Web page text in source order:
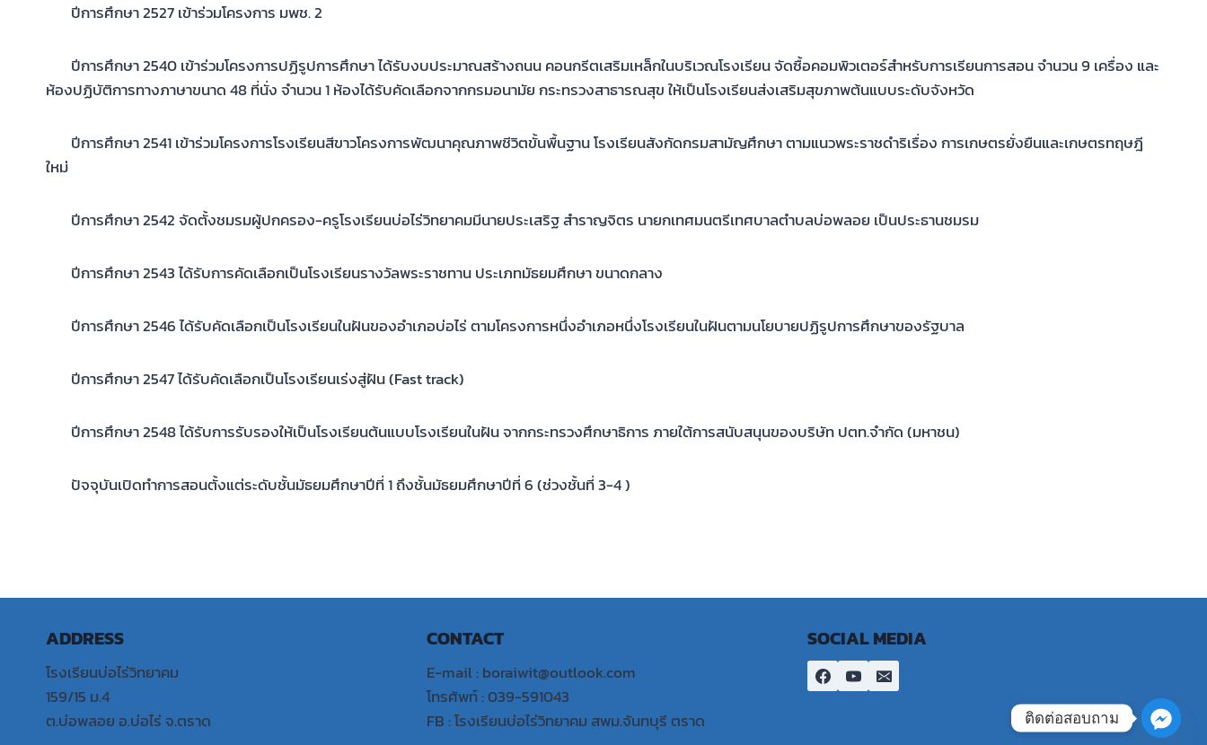
ปีการศึกษา 2527 เข้าร่วมโครงการ มพช. 2
ปีการศึกษา 2540 เข้าร่วมโครงการปฏิรูปการศึกษา ได้รับงบประมาณสร้างถนน คอนกรีตเสริมเหล็กในบริเวณโรงเรียน จัดซื้อคอมพิวเตอร์สำหรับการเรียนการสอน จำนวน 9 เครื่อง และ
ห้องปฏิบัติการทางภาษาขนาด 48 ที่นั่ง จำนวน 1 ห้องได้รับคัดเลือกจากกรมอนามัย กระทรวงสาธารณสุข ให้เป็นโรงเรียนส่งเสริมสุขภาพต้นแบบระดับจังหวัด
ปีการศึกษา 2541 เข้าร่วมโครงการโรงเรียนสีขาวโครงการพัฒนาคุณภาพชีวิตขั้นพื้นฐาน โรงเรียนสังกัดกรมสามัญศึกษา ตามแนวพระราชดำริเรื่อง การเกษตรยั่งยืนและเกษตรทฤษฎี
ใหม่
ปีการศึกษา 2542 จัดตั้งชมรมผู้ปกครอง-ครูโรงเรียนบ่อไร่วิทยาคมมีนายประเสริฐ สำราญจิตร นายกเทศมนตรีเทศบาลตำบลบ่อพลอย เป็นประธานชมรม
ปีการศึกษา 2543 ได้รับการคัดเลือกเป็นโรงเรียนรางวัลพระราชทาน ประเภทมัธยมศึกษา ขนาดกลาง
ปีการศึกษา 2546 ได้รับคัดเลือกเป็นโรงเรียนในฝันของอำเภอบ่อไร่ ตามโครงการหนึ่งอำเภอหนึ่งโรงเรียนในฝันตามนโยบายปฏิรูปการศึกษาของรัฐบาล
ปีการศึกษา 2547 ได้รับคัดเลือกเป็นโรงเรียนเร่งสู่ฝัน (Fast track)
ปีการศึกษา 2548 ได้รับการรับรองให้เป็นโรงเรียนต้นแบบโรงเรียนในฝัน จากกระทรวงศึกษาธิการ ภายใต้การสนับสนุนของบริษัท ปตท.จำกัด (มหาชน)
ปัจจุบันเปิดทำการสอนตั้งแต่ระดับชั้นมัธยมศึกษาปีที่ 1 ถึงชั้นมัธยมศึกษาปีที่ 6 (ช่วงชั้นที่ 3-4 )
ADDRESS
โรงเรียนบ่อไร่วิทยาคม
159/15 ม.4
ต.บ่อพลอย อ.บ่อไร่ จ.ตราด
CONTACT
E-mail : boraiwit@outlook.com
โทรศัพท์ : 039-591043
FB : โรงเรียนบ่อไร่วิทยาคม สพม.จันทบุรี ตราด
SOCIAL MEDIA
ติดต่อสอบถาม